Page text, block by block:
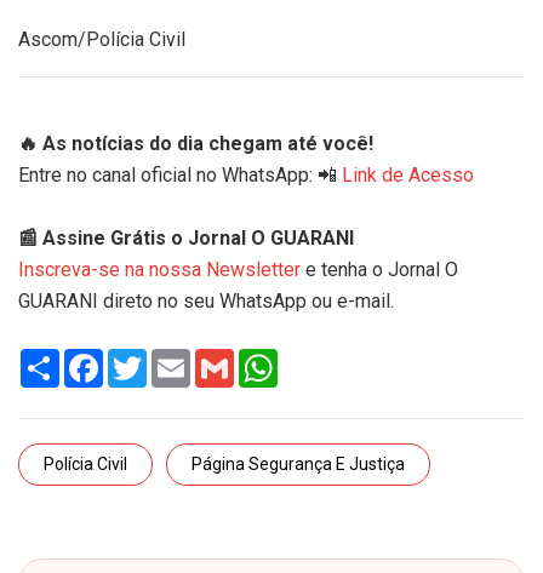
Ascom/Polícia Civil
🔥 As notícias do dia chegam até você!
Entre no canal oficial no WhatsApp: 📲 Link de Acesso
📰 Assine Grátis o Jornal O GUARANI
Inscreva-se na nossa Newsletter e tenha o Jornal O
GUARANI direto no seu WhatsApp ou e-mail.
Share Facebook
TwitterEmail Gmail
Polícia Civil Página Segurança E Justiça